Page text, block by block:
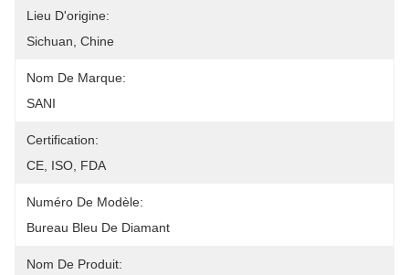
Lieu D'origine:
Sichuan, Chine
Nom De Marque:
SANI
Certification:
CE, ISO, FDA
Numéro De Modèle:
Bureau Bleu De Diamant
Nom De Produit: